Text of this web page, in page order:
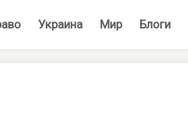
Украина Мир Блоги